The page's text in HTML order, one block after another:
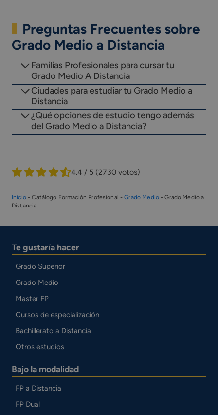
Preguntas Frecuentes sobre
Grado Medio a Distancia
Familias Profesionales para cursar tu
Grado Medio A Distancia
Ciudades para estudiar tu Grado Medio a
Distancia
¿Qué opciones de estudio tengo además
del Grado Medio a Distancia?
4.4 / 5 (2730 votos)
Inicio-Catálogo Formación Profesional -Grado Medio-Grado Medio a
Distancia
Te gustaría hacer
Grado Superior
Grado Medio
Master FP
Cursos de especialización
Bachillerato a Distancia
Otros estudios
Bajo la modalidad
FP a Distancia
FP Dual